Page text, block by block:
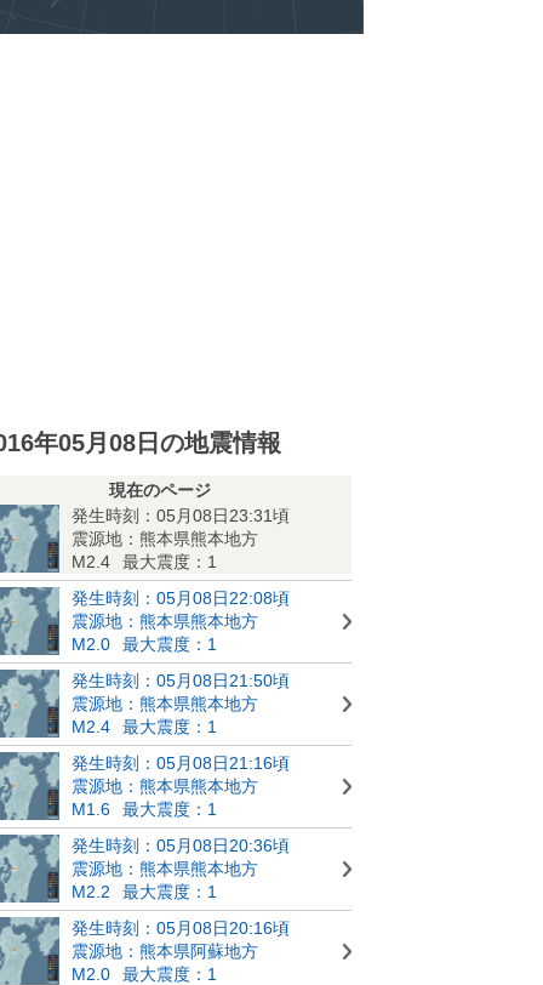
年05月08日の地震情報
現在のページ
発生時刻：05月08日23:31頃
震源地：熊本県熊本地方
M2.4
最大震度：1
発生時刻：05月08日22:08頃
震源地：熊本県熊本地方
M2.0
最大震度：1
発生時刻：05月08日21:50頃
震源地：熊本県熊本地方
M2.4
最大震度：1
発生時刻：05月08日21:16頃
震源地：熊本県熊本地方
M1.6
最大震度：1
発生時刻：05月08日20:36頃
震源地：熊本県熊本地方
M2.2
最大震度：1
発生時刻：05月08日20:16頃
震源地：熊本県阿蘇地方
M2.0
最大震度：1